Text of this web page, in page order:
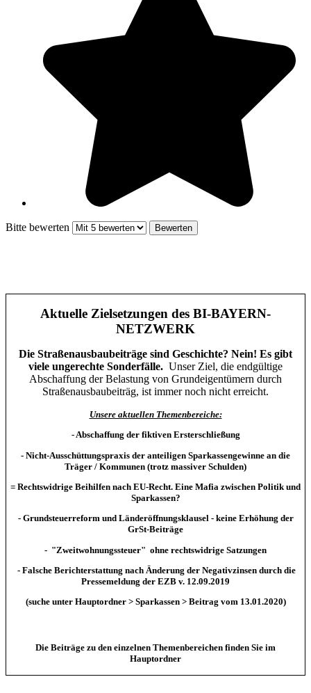
Bitte bewerten
Aktuelle Zielsetzungen des BI-BAYERN-
NETZWERK
Die Straßenausbaubeiträge sind Geschichte? Nein! Es gibt
viele ungerechte Sonderfälle. Unser Ziel, die endgültige
Abschaffung der Belastung von Grundeigentümern durch
Straßenausbaubeiträg, ist immer noch nicht erreicht.
Unsere aktuellen Themenbereiche:
- Abschaffung der fiktiven Ersterschließung
- Nicht-Ausschüttungspraxis der anteiligen Sparkassengewinne an die
Träger / Kommunen (trotz massiver Schulden)
= Rechtswidrige Beihilfen nach EU-Recht. Eine Mafia zwischen Politik und
Sparkassen?
- Grundsteuerreform und Länderöffnungsklausel - keine Erhöhung der
GrSt-Beiträge
- "Zweitwohnungssteuer" ohne rechtswidrige Satzungen
- Falsche Berichterstattung nach Änderung der Negativzinsen durch die
Pressemeldung der EZB v. 12.09.2019
(suche unter Hauptordner > Sparkassen > Beitrag vom 13.01.2020)
Die Beiträge zu den einzelnen Themenbereichen finden Sie im
Hauptordner